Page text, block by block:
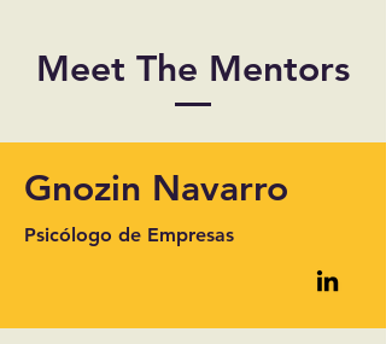
Meet The Mentors
Gnozin Navarro
Psicólogo de Empresas